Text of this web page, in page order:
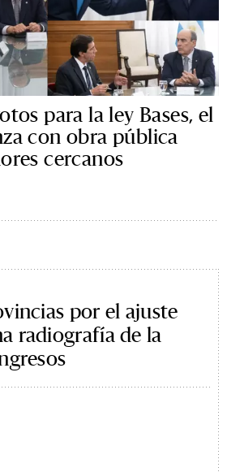
para la ley Bases, el
con obra pública
cercanos
por el ajuste
radiografía de la